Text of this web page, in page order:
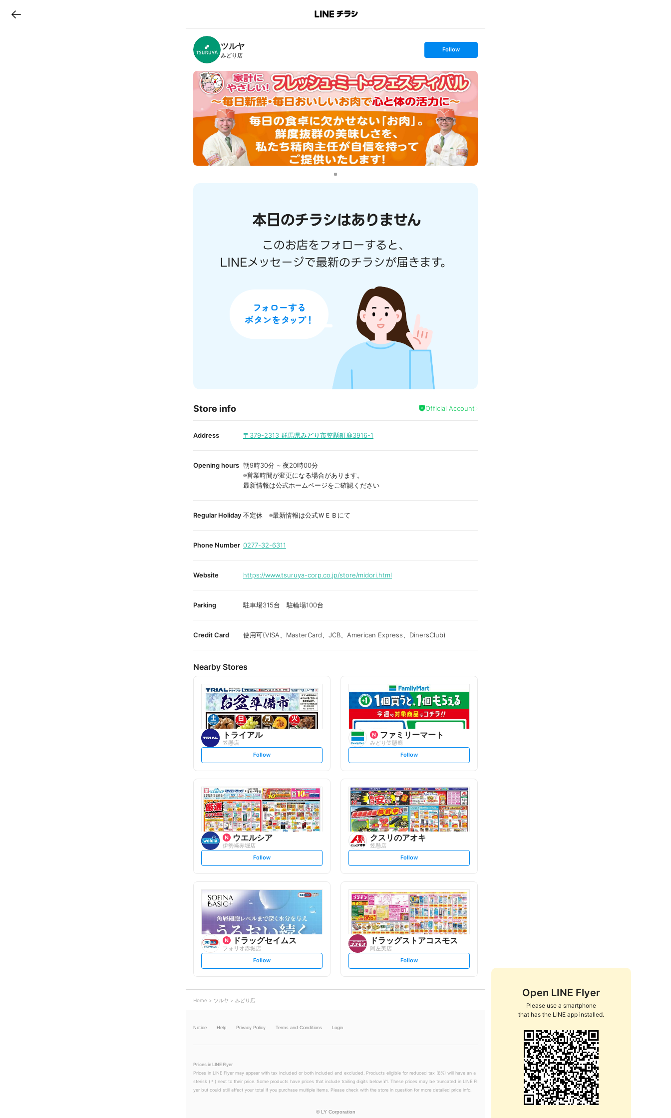
B
n
c
h
T
ツルヤ
みどり店
s
t
o
l
l
o
w
Follow
Store info Official Account
Address 〒379-2313 群馬県みどり市笠懸町鹿3916-1
Opening hours 朝9時30分 ~ 夜20時00分
※営業時間が変更になる場合があります。
最新情報は公式ホームページをご確認ください
Regular Holiday 不定休 ※最新情報は公式ＷＥＢにて
Phone Number 0277-32-6311
Website https://www.tsuruya-corp.co.jp/store/midori.html
Parking 駐車場315台 駐輪場100台
Credit Card 使用可(VISA、MasterCard、JCB、American Express、DinersClub)
Nearby Stores
トライアル
笠懸店
s
t
l
o
w
Follow
ファミリーマート
みどり笠懸鹿
s
t
l
o
w
Follow
ウエルシア
伊勢崎赤堀店
s
t
l
o
Follow
クスリのアオキ
笠懸店
s
t
o
w
Follow
ドラッグセイムス
フォリオ赤堀店
s
t
o
w
Follow
ドラッグストアコスモス
阿左美店
s
t
Follow
Open LINE Flyer
Please use a smartphone
that has the LINE app installed.
Home ツルヤ みどり店
Notice Help Privacy Policy Terms and Conditions Login
Prices in LINE Flyer
Prices in LINE Flyer may appear with tax included or both included and excluded. Products eligible for reduced tax (8%) will have an a
sterisk (＊) next to their price. Some products have prices that include trailing digits below ¥1. These prices may be truncated in LINE Fl
yer but could still affect your total if you purchase multiple items. Please check with the store in question for more detailed price info.
© LY Corporation